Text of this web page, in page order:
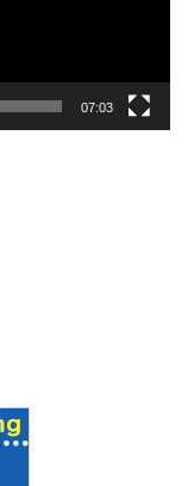
07:03